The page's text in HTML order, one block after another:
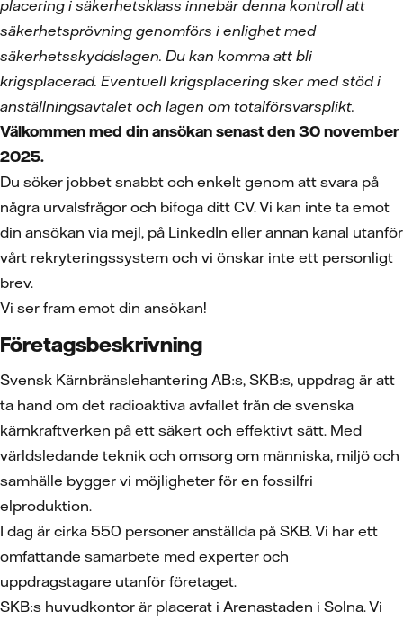
placering i säkerhetsklass innebär denna kontroll att
säkerhetsprövning genomförs i enlighet med
säkerhetsskyddslagen. Du kan komma att bli
krigsplacerad. Eventuell krigsplacering sker med stöd i
anställningsavtalet och lagen om totalförsvarsplikt.
Välkommen med din ansökan senast den 30 november
2025.
Du söker jobbet snabbt och enkelt genom att svara på
några urvalsfrågor och bifoga ditt CV. Vi kan inte ta emot
din ansökan via mejl, på LinkedIn eller annan kanal utanför
vårt rekryteringssystem och vi önskar inte ett personligt
brev.
Vi ser fram emot din ansökan!
Företagsbeskrivning
Svensk Kärnbränslehantering AB:s, SKB:s, uppdrag är att
ta hand om det radioaktiva avfallet från de svenska
kärnkraftverken på ett säkert och effektivt sätt. Med
världsledande teknik och omsorg om människa, miljö och
samhälle bygger vi möjligheter för en fossilfri
elproduktion.
I dag är cirka 550 personer anställda på SKB. Vi har ett
omfattande samarbete med experter och
uppdragstagare utanför företaget.
SKB:s huvudkontor är placerat i Arenastaden i Solna. Vi